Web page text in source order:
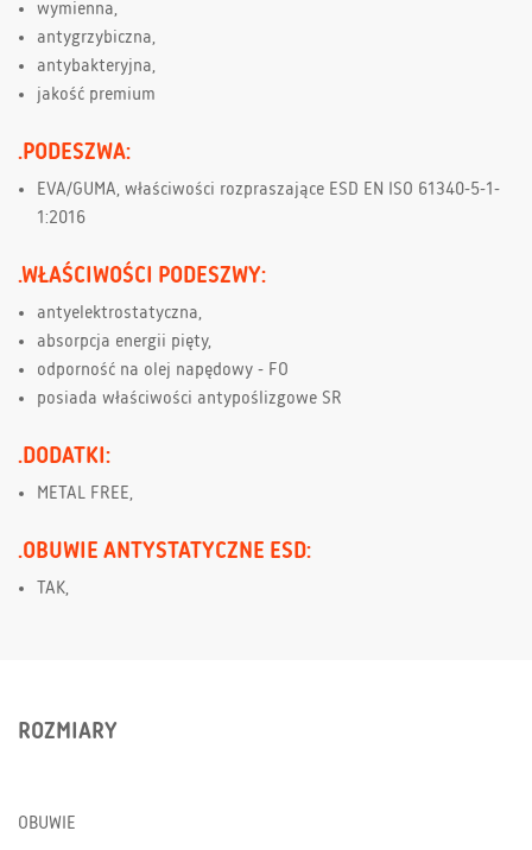
wymienna,
antygrzybiczna,
antybakteryjna,
jakość premium
.PODESZWA:
EVA/GUMA, właściwości rozpraszające ESD EN ISO 61340-5-1-
1:2016
.WŁAŚCIWOŚCI PODESZWY:
antyelektrostatyczna,
absorpcja energii pięty,
odporność na olej napędowy - FO
posiada właściwości antypoślizgowe SR
.DODATKI:
METAL FREE,
.OBUWIE ANTYSTATYCZNE ESD:
TAK,
ROZMIARY
OBUWIE